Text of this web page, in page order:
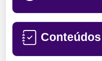
Conteúdos